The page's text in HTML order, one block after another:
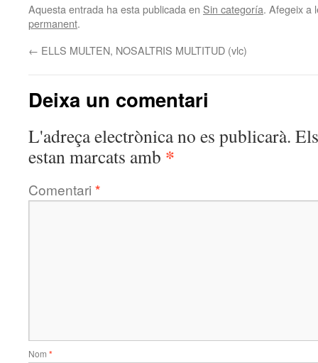
Aquesta entrada ha esta publicada en Sin categoría. Afegeix a
permanent.
← ELLS MULTEN, NOSALTRIS MULTITUD (vlc)
Deixa un comentari
L'adreça electrònica no es publicarà.
estan marcats amb *
Comentari *
Nom *